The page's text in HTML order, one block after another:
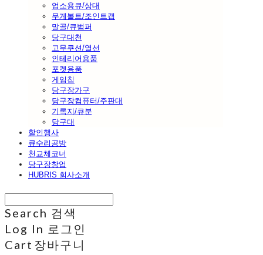
업소용큐/상대
무게볼트/조인트캡
말골/큐범퍼
당구대천
고무쿠션/열선
인테리어용품
포켓용품
게임칩
당구장가구
당구장컴퓨터/주판대
기록지/큐분
당구대
할인행사
큐수리공방
천교체코너
당구장창업
HUBRIS 회사소개
Search 검색
Log In 로그인
Cart 장바구니